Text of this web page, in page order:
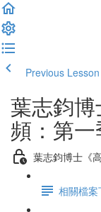
Previous Lesson
葉志鈞
頻：第一
葉志鈞博士《
相關檔